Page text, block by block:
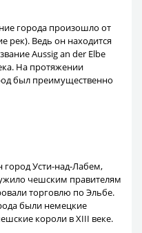
города произошло от
рек). Ведь он находится
Aussig an der Elbe
На протяжении
был преимущественно
город Усти-над-Лабем,
чешским правителям
торговлю по Эльбе.
были немецкие
короли в XIII веке.